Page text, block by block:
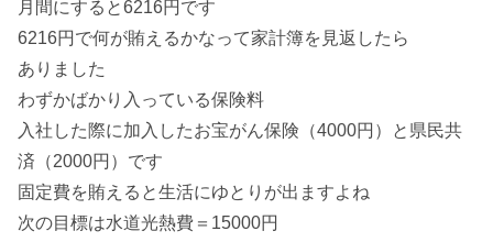
月間にすると6216円です
6216円で何が賄えるかなって家計簿を見返したら
ありました
わずかばかり入っている保険料
入社した際に加入したお宝がん保険（4000円）と県民共
済（2000円）です
固定費を賄えると生活にゆとりが出ますよね
次の目標は水道光熱費＝15000円